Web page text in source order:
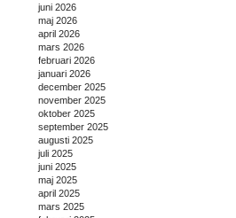
juni 2026
maj 2026
april 2026
mars 2026
februari 2026
januari 2026
december 2025
november 2025
oktober 2025
september 2025
augusti 2025
juli 2025
juni 2025
maj 2025
april 2025
mars 2025